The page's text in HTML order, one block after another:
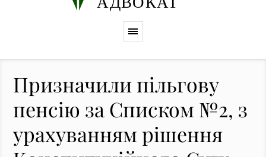
Призначили пільгову
пенсію за Списком №2, з
урахуванням рішення